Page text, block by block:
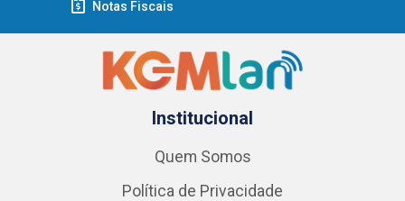
Notas Fiscais
Institucional
Quem Somos
Política de Privacidade